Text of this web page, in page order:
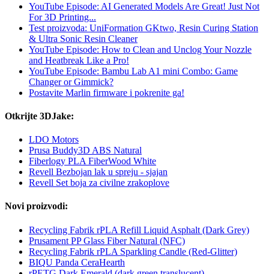
YouTube Episode: AI Generated Models Are Great! Just Not
For 3D Printing...
Test proizvoda: UniFormation GKtwo, Resin Curing Station
& Ultra Sonic Resin Cleaner
YouTube Episode: How to Clean and Unclog Your Nozzle
and Heatbreak Like a Pro!
YouTube Episode: Bambu Lab A1 mini Combo: Game
Changer or Gimmick?
Postavite Marlin firmware i pokrenite ga!
Otkrijte 3DJake:
LDO Motors
Prusa Buddy3D ABS Natural
Fiberlogy PLA FiberWood White
Revell Bezbojan lak u spreju - sjajan
Revell Set boja za civilne zrakoplove
Novi proizvodi:
Recycling Fabrik rPLA Refill Liquid Asphalt (Dark Grey)
Prusament PP Glass Fiber Natural (NFC)
Recycling Fabrik rPLA Sparkling Candle (Red-Glitter)
BIQU Panda CeraHearth